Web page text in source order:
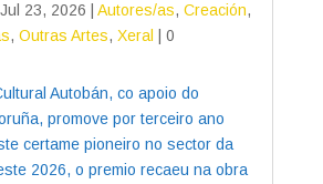
Jul 23, 2026 Autores/as, Creación,
, Outras Artes, Xeral
| 0
Autobán, co apoio do
promove por terceiro ano
certame pioneiro no sector da
2026, o premio recaeu na obra